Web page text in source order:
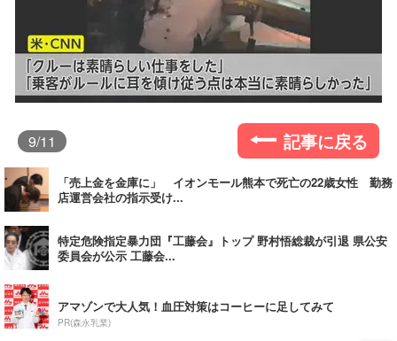
9/11 記事に戻る
「売上金を金庫に」 イオンモール熊本で死亡の22歳女性 勤務
店運営会社の指示受け...
特定危険指定暴力団『工藤会』トップ 野村悟総裁が引退 県公安
委員会が公示 工藤会...
アマゾンで大人気！血圧対策はコーヒーに足してみて
PR(森永乳業)